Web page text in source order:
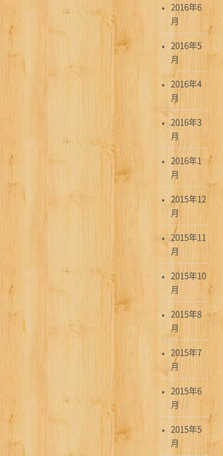
2016年6
月
2016年5
月
2016年4
月
2016年3
月
2016年1
月
2015年12
月
2015年11
月
2015年10
月
2015年8
月
2015年7
月
2015年6
月
2015年5
月